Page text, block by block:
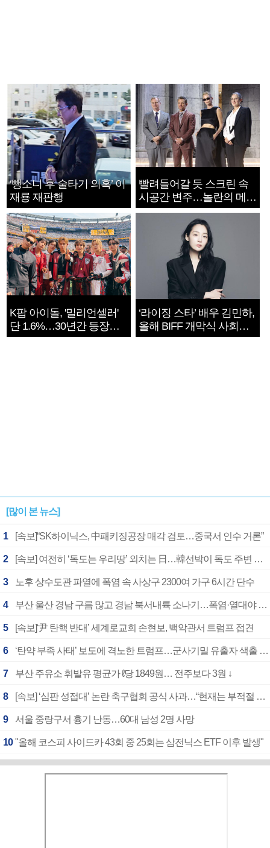
‘뺑소니 후 술타기 의혹’ 이
재룡 재판행
빨려들어갈 듯 스크린 속
시공간 변주…놀란의 메시
지는 ‘전쟁 속죄’
K팝 아이돌, '밀리언셀러'
단 1.6%…30년간 등장
1182개팀 전수조사
‘라이징 스타’ 배우 김민하,
올해 BIFF 개막식 사회자
확정
[많이 본 뉴스]
1 [속보]“SK하이닉스, 中패키징공장 매각 검토…중국서 인수 거론”
2 [속보] 여전히 ‘독도는 우리땅’ 외치는 日…韓선박이 독도 주변 해양조사 활동하자 반발
3 노후 상수도관 파열에 폭염 속 사상구 2300여 가구 6시간 단수
4 부산 울산 경남 구름 많고 경남 북서내륙 소나기…폭염·열대야 계속
5 [속보]‘尹 탄핵 반대’ 세계로교회 손현보, 백악관서 트럼프 접견
6 ‘탄약 부족 사태’ 보도에 격노한 트럼프…군사기밀 유출자 색출 지시
7 부산 주유소 휘발유 평균가 ℓ당 1849원… 전주보다 3원 ↓
8 [속보] ‘심판 성접대’ 논란 축구협회 공식 사과…“현재는 부적절 행위 없어”
9 서울 중랑구서 흉기 난동…60대 남성 2명 사망
10 "올해 코스피 사이드카 43회 중 25회는 삼전닉스 ETF 이후 발생"